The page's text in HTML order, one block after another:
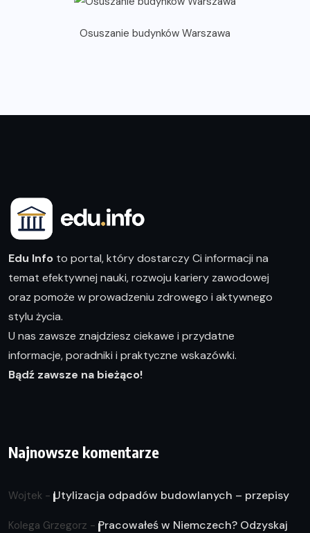
Osuszanie budynków Warszawa
Edu Info to portal, który dostarczy Ci informacji na
temat efektywnej nauki, rozwoju kariery zawodowej
oraz pomoże w prowadzeniu zdrowego i aktywnego
stylu życia.
U nas zawsze znajdziesz ciekawe i przydatne
informacje, poradniki i praktyczne wskazówki.
Bądź zawsze na bieżąco!
Najnowsze komentarze
Wojtek - Utylizacja odpadów budowlanych – przepisy
Kolega Grzegorz - Pracowałeś w Niemczech? Odzyskaj